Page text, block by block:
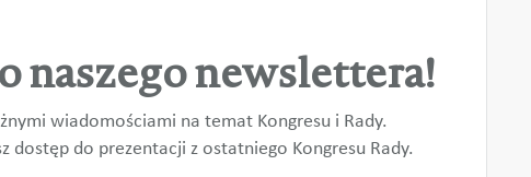
naszego newslettera!
wiadomościami na temat Kongresu i Rady.
dostęp do prezentacji z ostatniego Kongresu Rady.